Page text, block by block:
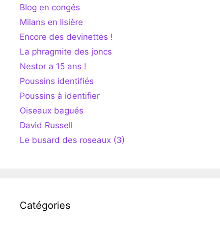
Blog en congés
Milans en lisière
Encore des devinettes !
La phragmite des joncs
Nestor a 15 ans !
Poussins identifiés
Poussins à identifier
Oiseaux bagués
David Russell
Le busard des roseaux (3)
Catégories